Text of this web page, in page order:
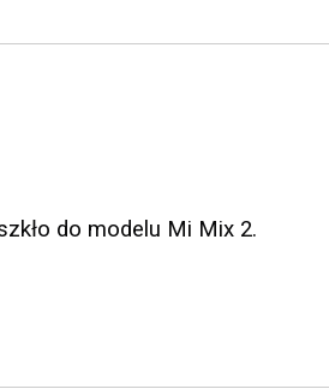
do modelu Mi Mix 2.